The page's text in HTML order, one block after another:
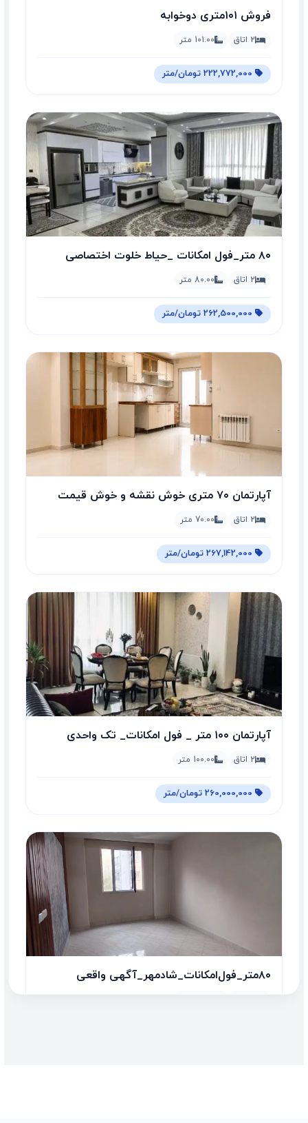
فروش ۱۰۱متری دوخوابه
2 اتاق 101.00 متر
۸۰ متر_فول امکانات _حیاط خلوت اختصاصی
2 اتاق 80.00 متر
آپارتمان ۷۰ متری خوش نقشه و خوش قیمت
2 اتاق 70.00 متر
آپارتمان ۱۰۰ متر _ فول امکانات_ تک واحدی
2 اتاق 100.00 متر
۸۰متر_فول‌امکانات_شادمهر_آگهی واقعی